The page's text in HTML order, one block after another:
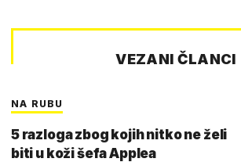
VEZANI ČLANCI
NA RUBU
5 razloga zbog kojih nitko ne želi
biti u koži šefa Applea